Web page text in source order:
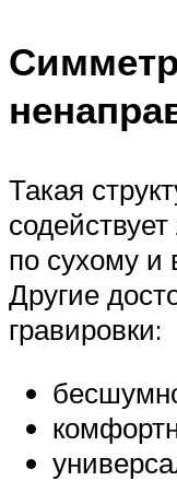
Такая
по сухому и
Другие
гравировки: